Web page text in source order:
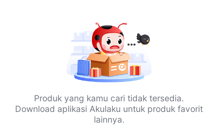
Produk yang kamu cari tidak tersedia.
Download aplikasi Akulaku untuk produk favorit
lainnya.